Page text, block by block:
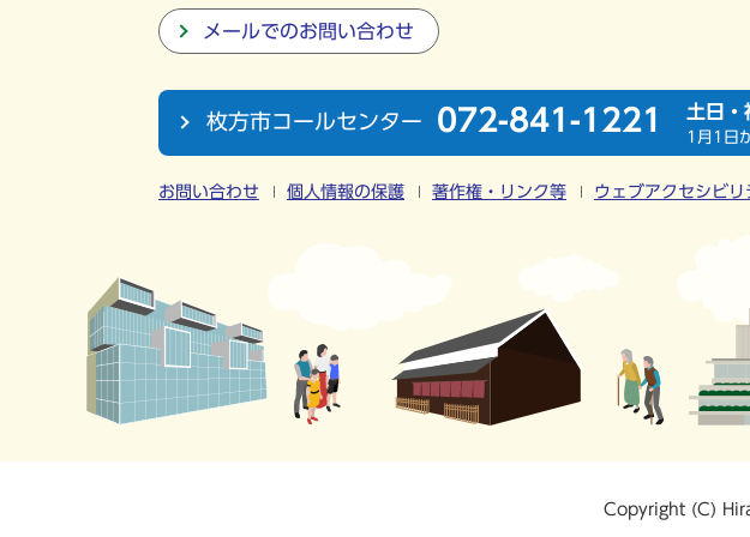
メールでのお問い合わせ
枚方市コールセンター 072-841-1221 土日・
1月1日
お問い合わせ 個人情報の保護 著作権・リンク等 ウェブアクセシビリ
Copyright (C)